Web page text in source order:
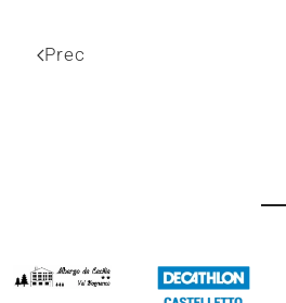
Prec